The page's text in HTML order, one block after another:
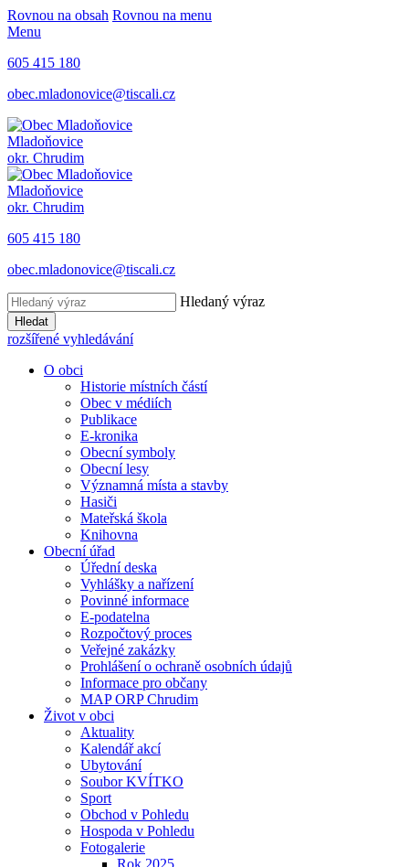
Rovnou na obsah Rovnou na menu
Menu
605 415 180
obec.mladonovice@tiscali.cz
Mladoňovice
okr. Chrudim
Mladoňovice
okr. Chrudim
605 415 180
obec.mladonovice@tiscali.cz
Hledaný výraz
Hledat
rozšířené vyhledávání
O obci
Historie místních částí
Obec v médiích
Publikace
E-kronika
Obecní symboly
Obecní lesy
Významná místa a stavby
Hasiči
Mateřská škola
Knihovna
Obecní úřad
Úřední deska
Vyhlášky a nařízení
Povinné informace
E-podatelna
Rozpočtový proces
Veřejné zakázky
Prohlášení o ochraně osobních údajů
Informace pro občany
MAP ORP Chrudim
Život v obci
Aktuality
Kalendář akcí
Ubytování
Soubor KVÍTKO
Sport
Obchod v Pohledu
Hospoda v Pohledu
Fotogalerie
Rok 2025